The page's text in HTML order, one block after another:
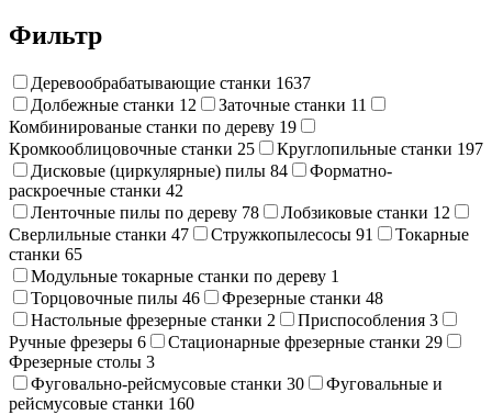
Фильтр
Деревообрабатывающие станки 1637
Долбежные станки 12 Заточные станки 11
Комбинированые станки по дереву 19
Кромкооблицовочные станки 25 Круглопильные станки 197
Дисковые (циркулярные) пилы 84
Форматно-
раскроечные станки 42
Ленточные пилы по дереву 78 Лобзиковые станки 12
Сверлильные станки 47 Стружкопылесосы 91
Токарные
станки 65
Модульные токарные станки по дереву 1
Торцовочные пилы 46 Фрезерные станки 48
Настольные фрезерные станки 2 Приспособления 3
Ручные фрезеры 6 Стационарные фрезерные станки 29
Фрезерные столы 3
Фуговально-рейсмусовые станки 30
Фуговальные и
рейсмусовые станки 160